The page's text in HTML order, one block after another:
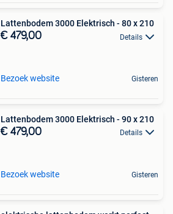
Lattenbodem 3000 Elektrisch - 80 x 210
€ 479,00 Details
Bezoek website Gisteren
Lattenbodem 3000 Elektrisch - 90 x 210
€ 479,00 Details
Bezoek website Gisteren